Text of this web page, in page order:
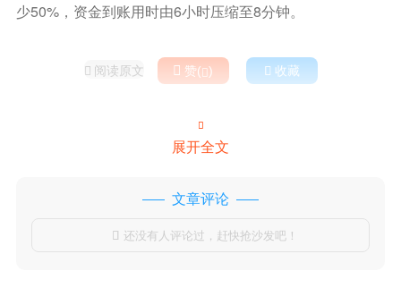
少50%，资金到账用时由6小时压缩至8分钟。
 阅读原文  赞()  收藏

展开全文
文章评论
 还没有人评论过，赶快抢沙发吧！